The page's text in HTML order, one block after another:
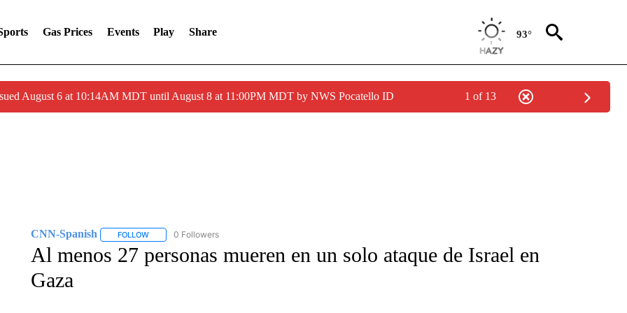
Gas Prices Events Play Share 93°
August 6 at 10:14AM MDT until August 8 at 11:00PM MDT by NWS Pocatello ID 1 of 13
CNN-Spanish FOLLOWFOLLOW "CNN-SPANISH" TO RECEIVE NOTIFICATIONS ABOUT NEW PAGES ON "CNN-SPANISH".
0 Followers
Al menos 27 personas mueren en un solo ataque de Israel en
Gaza